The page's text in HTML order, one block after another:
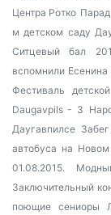
Центра Ротко
м детском саду
Ситцевый бал
вспомнили Есенина
Фестиваль
Daugavpils - 3
Даугавпилсе
автобуса на Новом
01.08.2015.
Заключительный
поющие сениоры